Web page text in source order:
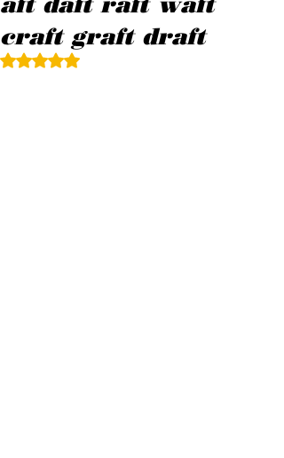
craft graft draft
5つ星のうちNaNと評価されています。